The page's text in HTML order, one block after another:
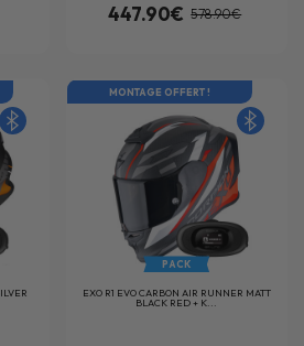
447.90€ 578.90€
MONTAGE OFFERT !
PACK
EXO R1 EVO CARBON AIR RUNNER MATT
BLACK RED + K...